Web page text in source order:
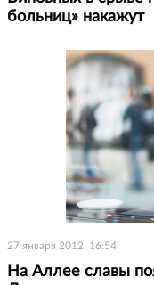
больниц» накажут
27 января 2012, 16:54
На Аллее славы